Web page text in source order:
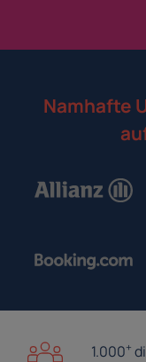
Namhafte
1.000+